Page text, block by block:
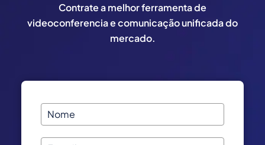
Contrate a melhor ferramenta de
videoconferencia e comunicação unificada do
mercado.